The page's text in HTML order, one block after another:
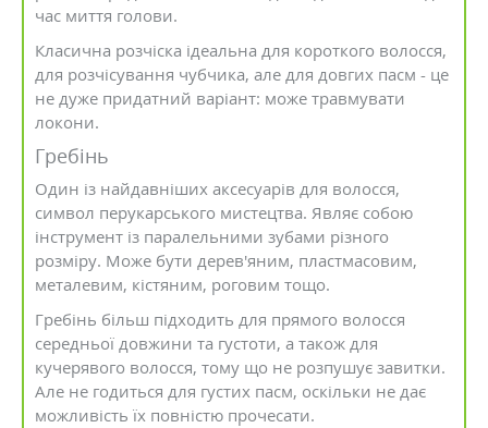
час миття голови.
Класична розчіска ідеальна для короткого волосся,
для розчісування чубчика, але для довгих пасм - це
не дуже придатний варіант: може травмувати
локони.
Гребінь
Один із найдавніших аксесуарів для волосся,
символ перукарського мистецтва. Являє собою
інструмент із паралельними зубами різного
розміру. Може бути дерев'яним, пластмасовим,
металевим, кістяним, роговим тощо.
Гребінь більш підходить для прямого волосся
середньої довжини та густоти, а також для
кучерявого волосся, тому що не розпушує завитки.
Але не годиться для густих пасм, оскільки не дає
можливість їх повністю прочесати.